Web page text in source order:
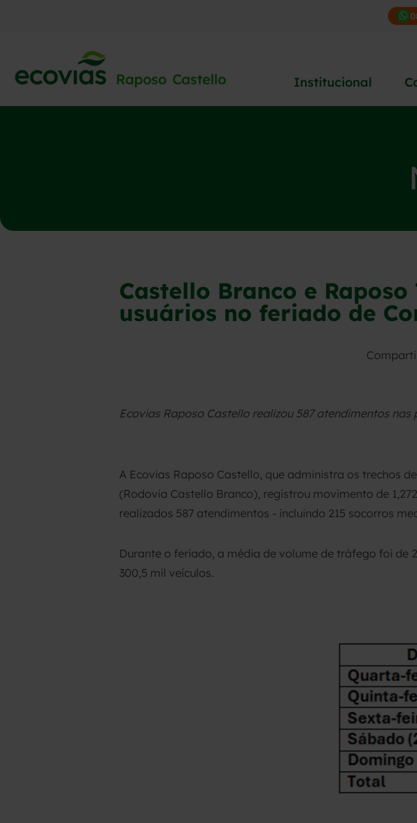
Institucional
Castello Branco e
usuários no feriado de
Ecovias Raposo Castello realizou 587 atendimentos
A Ecovias Raposo Castello, que administra os trechos
(Rodovia Castello Branco), registrou movimento de
realizados 587 atendimentos - incluindo 215 socorros
Durante o feriado, a média de volume de tráfego foi de
300,5 mil veículos.